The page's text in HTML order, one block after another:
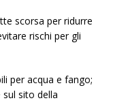
scorsa per ridurre
rischi per gli
per acqua e fango;
sito della